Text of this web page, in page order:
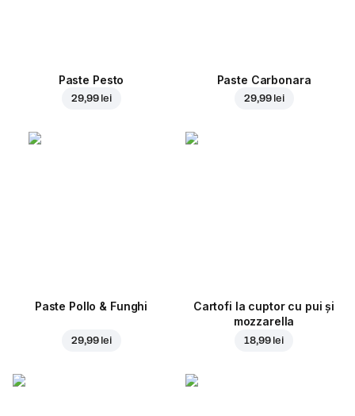
Paste Pesto
29,99 lei
Paste Carbonara
29,99 lei
Paste Pollo & Funghi
29,99 lei
Cartofi la cuptor cu pui și
mozzarella
18,99 lei